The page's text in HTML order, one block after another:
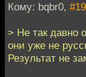
Кому: bqbr0, #19
> Не так давно
они уже не
Результат не